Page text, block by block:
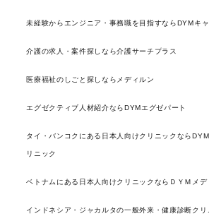
未経験からエンジニア・事務職を目指すならDYMキャ
介護の求人・案件探しなら介護サーチプラス
医療福祉のしごと探しならメディルン
エグゼクティブ人材紹介ならDYMエグゼパート
タイ・バンコクにある日本人向けクリニックなら
リニック
ベトナムにある日本人向けクリニックならＤＹＭメデ
インドネシア・ジャカルタの一般外来・健康診断クリ